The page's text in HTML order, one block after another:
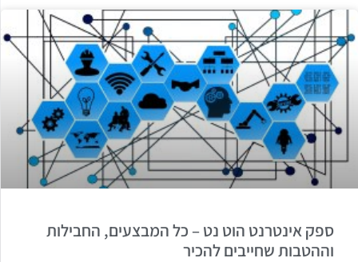
ספק אינטרנט הוט נט – כל המבצעים, החבילות
וההטבות שחייבים להכיר